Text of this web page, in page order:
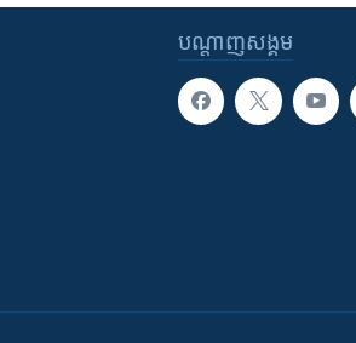
បណ្តាញ​សង្គម